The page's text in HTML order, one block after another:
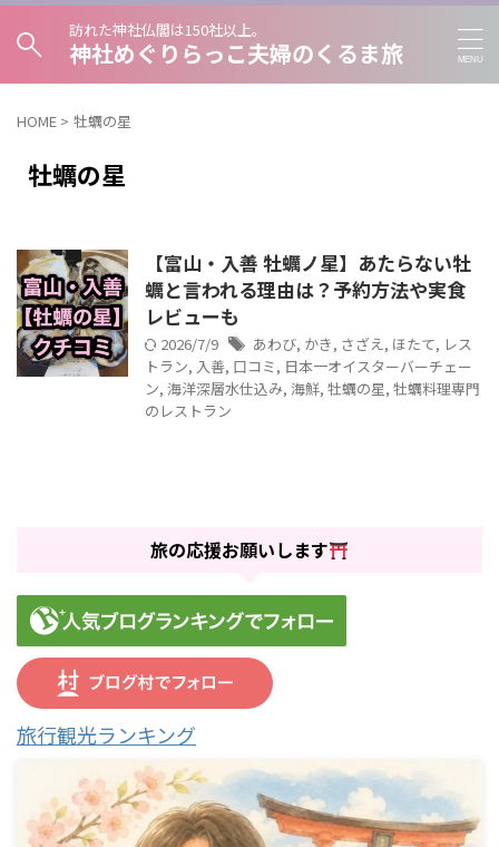
訪れた神社仏閣は150社以上。
神社めぐりらっこ夫婦のくるま旅
HOME > 牡蠣の星
牡蠣の星
【富山・入善 牡蠣ノ星】あたらない牡
蠣と言われる理由は？予約方法や実食
レビューも
2026/7/9 あわび, かき, さざえ, ほたて, レス
トラン, 入善, 口コミ, 日本一オイスターバーチェー
ン, 海洋深層水仕込み, 海鮮, 牡蠣の星, 牡蠣料理専門
のレストラン
旅の応援お願いします
旅行観光ランキング